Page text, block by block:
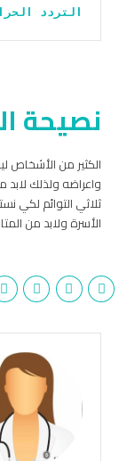
التردد
نصيحة
الكثير من
واعراضه ولذلك
ثلاثي التوائم لكي
الأسرة ولابد من